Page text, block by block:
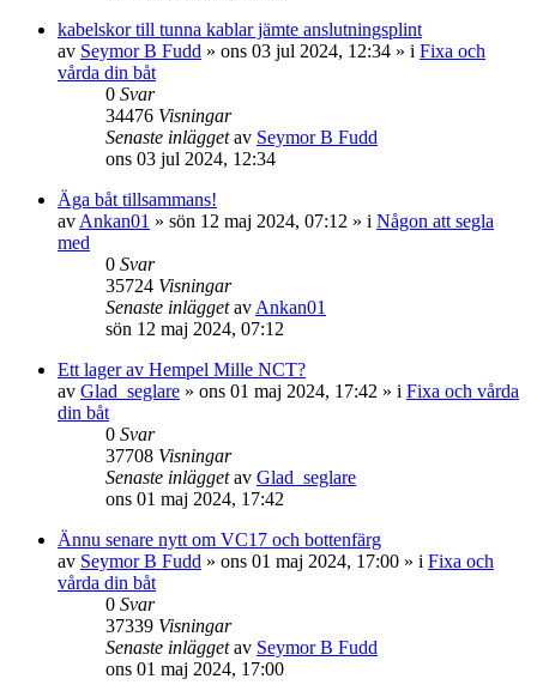
kabelskor till tunna kablar jämte anslutningsplint
av Seymor B Fudd » ons 03 jul 2024, 12:34 » i Fixa och
vårda din båt
0 Svar
34476 Visningar
Senaste inläggetav Seymor B Fudd
ons 03 jul 2024, 12:34
Äga båt tillsammans!
av Ankan01 » sön 12 maj 2024, 07:12 » i Någon att segla
med
0 Svar
35724 Visningar
Senaste inläggetav Ankan01
sön 12 maj 2024, 07:12
Ett lager av Hempel Mille NCT?
av Glad_seglare » ons 01 maj 2024, 17:42 » i Fixa och vårda
din båt
0 Svar
37708 Visningar
Senaste inläggetav Glad_seglare
ons 01 maj 2024, 17:42
Ännu senare nytt om VC17 och bottenfärg
av Seymor B Fudd » ons 01 maj 2024, 17:00 » i Fixa och
vårda din båt
0 Svar
37339 Visningar
Senaste inläggetav Seymor B Fudd
ons 01 maj 2024, 17:00